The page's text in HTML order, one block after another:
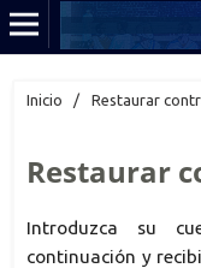
Inicio / Restaurar
Restaurar
Introduzca su
continuación y